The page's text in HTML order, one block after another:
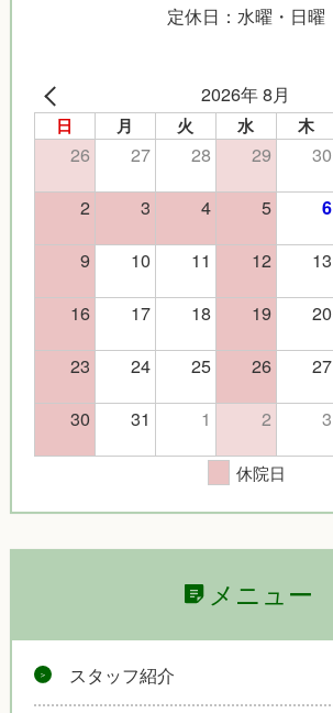
定休日：水曜・日曜
2026年 8月
日 月 火 水 木
26 27 28 29 30
2
3 4 5 6
9
10 11 12 13
16
17 18 19 20
23
24 25 26 27
30
31 1 2 3
休院日
メニュー
スタッフ紹介